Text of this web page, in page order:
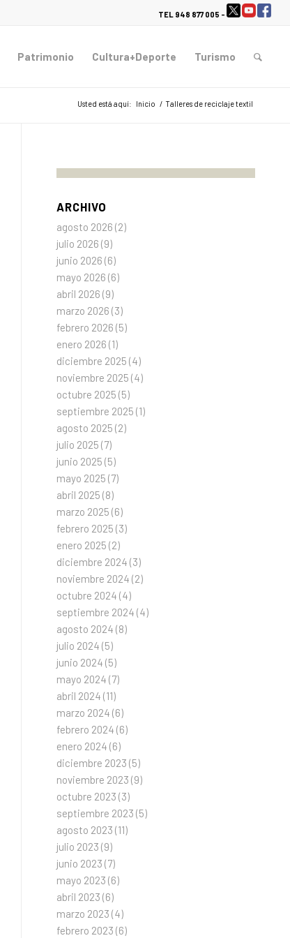
TEL 948 877 005 -
Patrimonio Cultura+Deporte Turismo
Usted está aquí: Inicio / Talleres de reciclaje textil
ARCHIVO
agosto 2026 (2)
julio 2026 (9)
junio 2026 (6)
mayo 2026 (6)
abril 2026 (9)
marzo 2026 (3)
febrero 2026 (5)
enero 2026 (1)
diciembre 2025 (4)
noviembre 2025 (4)
octubre 2025 (5)
septiembre 2025 (1)
agosto 2025 (2)
julio 2025 (7)
junio 2025 (5)
mayo 2025 (7)
abril 2025 (8)
marzo 2025 (6)
febrero 2025 (3)
enero 2025 (2)
diciembre 2024 (3)
noviembre 2024 (2)
octubre 2024 (4)
septiembre 2024 (4)
agosto 2024 (8)
julio 2024 (5)
junio 2024 (5)
mayo 2024 (7)
abril 2024 (11)
marzo 2024 (6)
febrero 2024 (6)
enero 2024 (6)
diciembre 2023 (5)
noviembre 2023 (9)
octubre 2023 (3)
septiembre 2023 (5)
agosto 2023 (11)
julio 2023 (9)
junio 2023 (7)
mayo 2023 (6)
abril 2023 (6)
marzo 2023 (4)
febrero 2023 (6)